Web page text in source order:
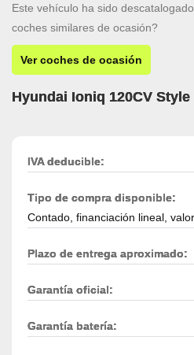
Este vehículo ha sido
coches similares de ocasión?
Ver coches de ocasión
Hyundai Ioniq 120CV Style
IVA deducible:
Tipo de compra disponible:
Contado, financiación lineal,
Plazo de entrega aproximado:
Garantía oficial:
Garantía batería: